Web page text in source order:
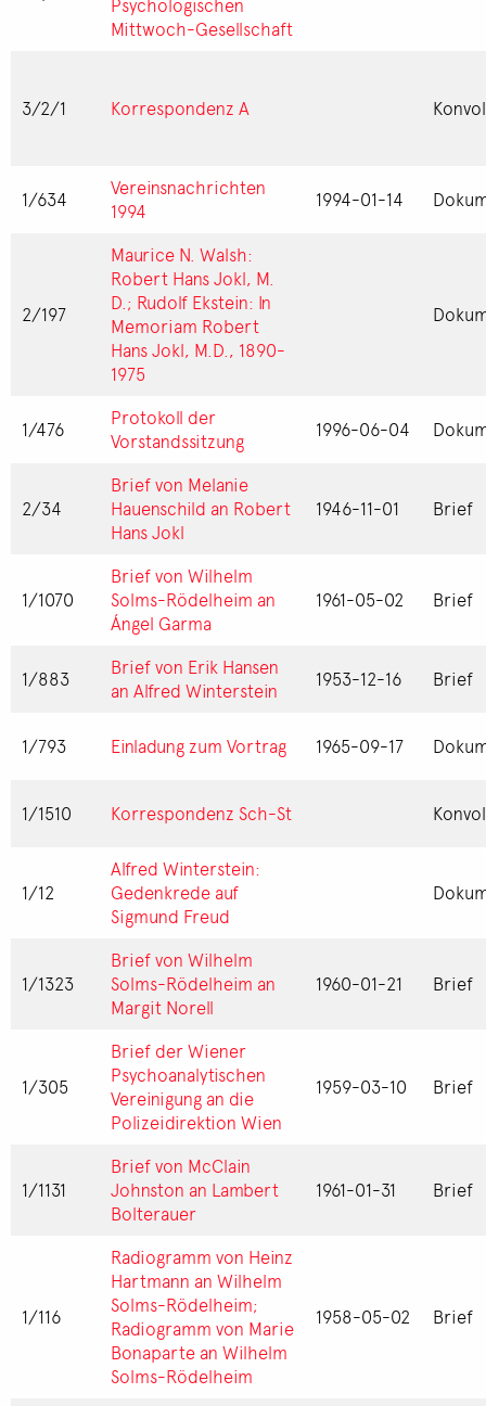
Mittwoch-Gesellschaft
3/2/1 Korrespondenz A
1/634
Vereinsnachrichten
1994
1994-01-14
2/197
Maurice N. Walsh:
Robert Hans Jokl, M.
D.; Rudolf Ekstein: In
Memoriam Robert
Hans Jokl, M.D., 1890-
1975
1/476
Protokoll der
Vorstandssitzung
1996-06-04
2/34
Brief von Melanie
Hauenschild an Robert
Hans Jokl
1946-11-01 Brief
1/1070
Brief von Wilhelm
Solms-Rödelheim an
Ángel Garma
1961-05-02 Brief
1/883
Brief von Erik Hansen
an Alfred Winterstein
1953-12-16 Brief
1/793 Einladung zum Vortrag 1965-09-17
1/1510 Korrespondenz Sch-St
1/12
Alfred Winterstein:
Gedenkrede auf
Sigmund Freud
1/1323
Brief von Wilhelm
Solms-Rödelheim an
Margit Norell
1960-01-21 Brief
1/305
Brief der Wiener
Psychoanalytischen
Vereinigung an die
Polizeidirektion Wien
1959-03-10 Brief
1/1131
Brief von McClain
Johnston an Lambert
Bolterauer
1961-01-31 Brief
1/116
Radiogramm von Heinz
Hartmann an Wilhelm
Solms-Rödelheim;
Radiogramm von Marie
Bonaparte an Wilhelm
Solms-Rödelheim
1958-05-02 Brief